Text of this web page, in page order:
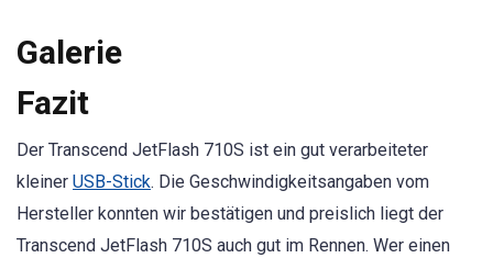
Galerie
Fazit
Der Transcend JetFlash 710S ist ein gut verarbeiteter
kleiner USB-Stick. Die Geschwindigkeitsangaben vom
Hersteller konnten wir bestätigen und preislich liegt der
Transcend JetFlash 710S auch gut im Rennen. Wer einen